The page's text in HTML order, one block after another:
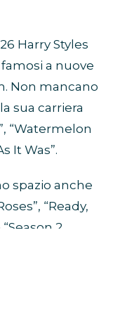
Harry Styles
a nuove
Non mancano
sua carriera
“Watermelon
It Was”.
spazio anche
“Ready,
2